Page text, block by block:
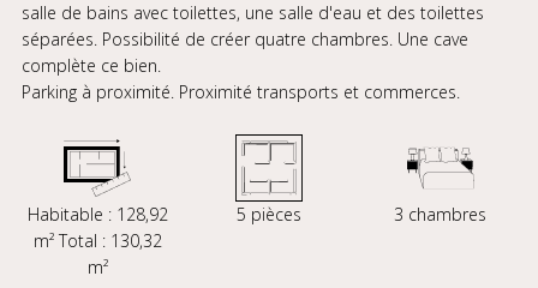
salle de bains avec toilettes, une salle d'eau et des toilettes
séparées. Possibilité de créer quatre chambres. Une cave
complète ce bien.
Parking à proximité. Proximité transports et commerces.
Habitable : 128,92
m² Total : 130,32
m²
5 pièces 3 chambres